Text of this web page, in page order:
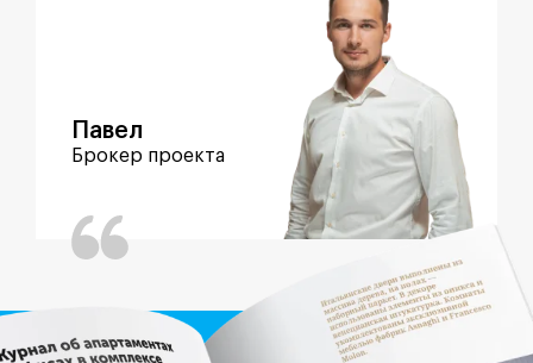
Павел
Брокер проекта